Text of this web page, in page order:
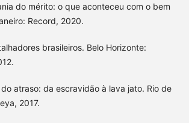
do mérito: o que aconteceu com o bem
Record, 2020.
brasileiros. Belo Horizonte:
atraso: da escravidão à lava jato. Rio de
2017.